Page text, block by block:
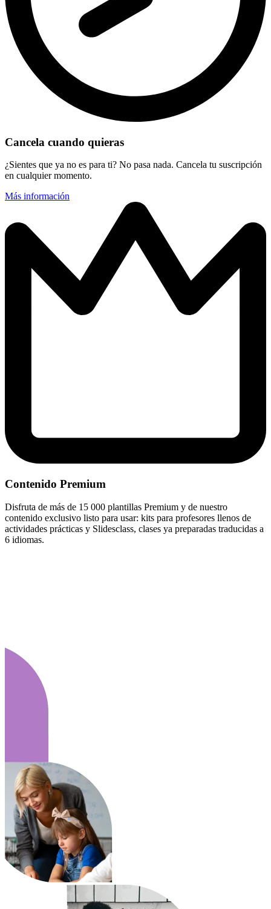
Cancela cuando quieras
¿Sientes que ya no es para ti? No pasa nada. Cancela tu suscripción
en cualquier momento.
Más información
Contenido Premium
Disfruta de más de 15 000 plantillas Premium y de nuestro
contenido exclusivo listo para usar: kits para profesores llenos de
actividades prácticas y Slidesclass, clases ya preparadas traducidas a
6 idiomas.